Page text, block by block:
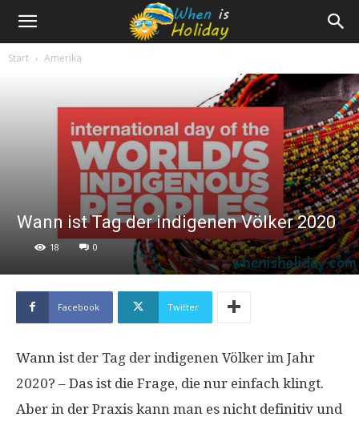
Start Amerika
Wann ist Tag der indigenen Völker 2020
18 0
Facebook Twitter
Wann ist der Tag der indigenen Völker im Jahr
2020? – Das ist die Frage, die nur einfach klingt.
Aber in der Praxis kann man es nicht definitiv und